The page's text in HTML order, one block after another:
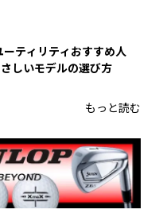
ーティリティおすすめ人
しいモデルの選び方
もっと読む